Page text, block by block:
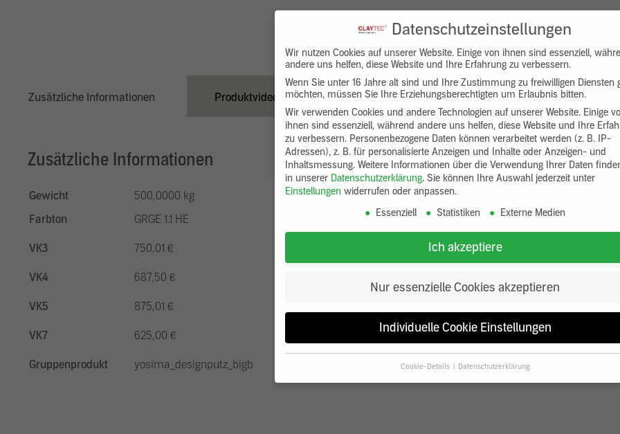
Zusätzliche Informationen Produktvideo Downloads Produktbeschreibung
Zusätzliche Informationen
Gewicht
500,0000 kg
Farbton
GRGE 1.1 HE
VK3 750,01 €
VK4 687,50 €
VK5 875,01 €
VK7 625,00 €
Gruppenprodukt yosima_designputz_bigb
Datenschutzeinstellungen
Wir nutzen Cookies auf unserer Website. Einige von ihnen sind essenziell,
andere uns helfen, diese Website und Ihre Erfahrung zu verbessern.
Wenn Sie unter 16 Jahre alt sind und Ihre Zustimmung zu freiwilligen Diensten
möchten, müssen Sie Ihre Erziehungsberechtigten um Erlaubnis bitten.
Wir verwenden Cookies und andere Technologien auf unserer Website. Einige
ihnen sind essenziell, während andere uns helfen, diese Website und Ihre
zu verbessern. Personenbezogene Daten können verarbeitet werden (z. B. IP-
Adressen), z. B. für personalisierte Anzeigen und Inhalte oder Anzeigen- und
Inhaltsmessung. Weitere Informationen über die Verwendung Ihrer Daten
in unserer Datenschutzerklärung. Sie können Ihre Auswahl jederzeit unter
Einstellungen widerrufen oder anpassen.
Essenziell
Statistiken Externe Medien
Ich akzeptiere
Nur essenzielle Cookies akzeptieren
Individuelle Cookie Einstellungen
Cookie-Details Datenschutzerklärung
Datenschutzeinstellungen